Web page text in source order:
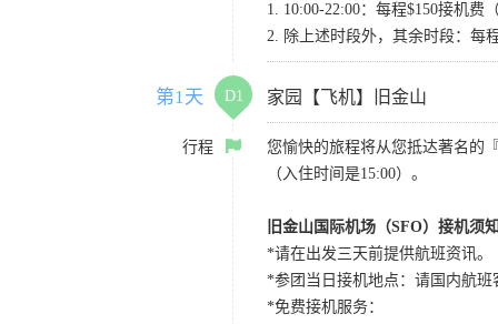
1. 10:00-22:00：每程$150接机
2. 除上述时段外，其余时段：每
第1天 D1 家园【飞机】旧金山
行程
您愉快的旅程将从您抵达著名的
（入住时间是15:00）。
旧金山国际机场（SFO）接机须
*请在出发三天前提供航班资讯。
*参团当日接机地点：请国内航班
*免费接机服务：